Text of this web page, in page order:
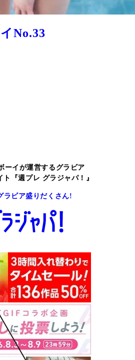
No.33
ーイが運営するグラビア
ト『週プレ グラジャパ！』
ラビア盛りだくさん!